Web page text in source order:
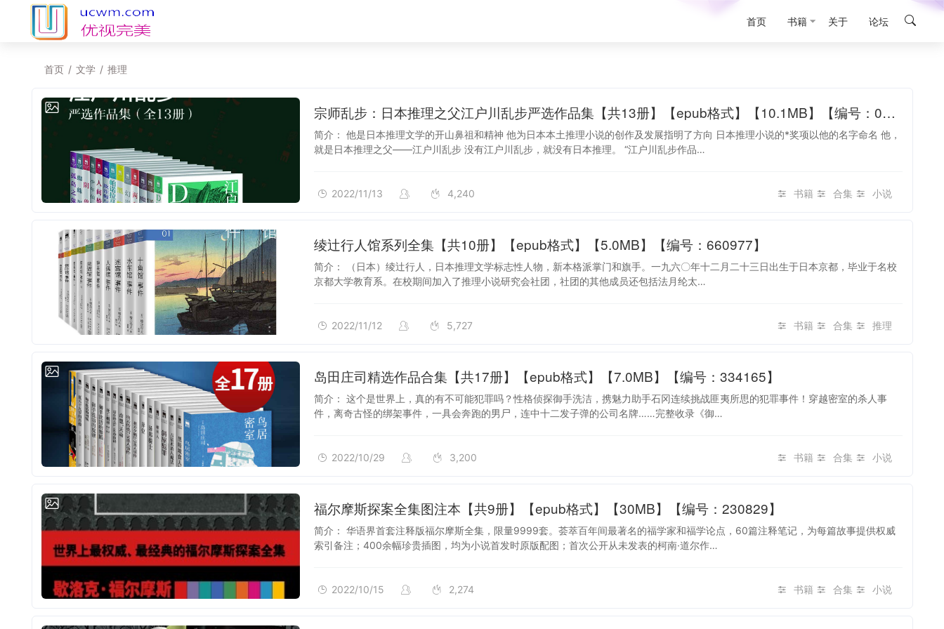
首页 书籍 关于 论坛
首页 / 文学 / 推理
2022/11/13 宗师乱步：日本推理之父江户川乱步严选作品集【共13册】【epub格式】【10.1MB】【编号：082003】
简介： 他是日本推理文学的开山鼻祖和精神 他为日本本土推理小说的创作及发展指明了方向 日本推理小说的*奖项以他的名字命名 他，
就是日本推理之父——江户川乱步 没有江户川乱步，就没有日本推理。 “江户川乱步作品…
书籍 合集 小说
2022/11/13 4,240
2022/11/12
绫辻行人馆系列全集【共10册】【epub格式】【5.0MB】【编号：660977】
简介： （日本）绫辻行人，日本推理文学标志性人物，新本格派掌门和旗手。一九六〇年十二月二十三日出生于日本京都，毕业于名校
京都大学教育系。在校期间加入了推理小说研究会社团，社团的其他成员还包括法月纶太…
书籍 合集 推理
2022/11/12 5,727
2022/10/29
岛田庄司精选作品合集【共17册】【epub格式】【7.0MB】【编号：334165】
简介： 这个是世界上，真的有不可能犯罪吗？性格侦探御手洗洁，携魅力助手石冈连续挑战匪夷所思的犯罪事件！穿越密室的杀人事
件，离奇古怪的绑架事件，一具会奔跑的男尸，连中十二发子弹的公司名牌……完整收录《御…
书籍 合集 小说
2022/10/29 3,200
2022/10/15
福尔摩斯探案全集图注本【共9册】【epub格式】【30MB】【编号：230829】
简介： 华语界首套注释版福尔摩斯全集，限量9999套。荟萃百年间最著名的福学家和福学论点，60篇注释笔记，为每篇故事提供权威
索引备注；400余幅珍贵插图，均为小说首发时原版配图；首次公开从未发表的柯南·道尔作…
书籍 合集 小说
2022/10/15 2,274